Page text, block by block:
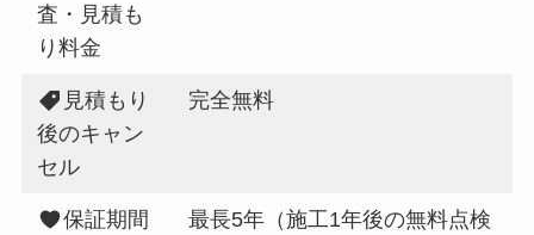
査・見積も
り料金
見積もり
後のキャン
セル
完全無料
保証期間
最長5年（施工1年後の無料点検